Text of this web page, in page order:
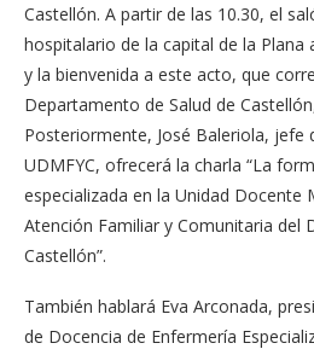
Castellón. A partir de las 10.30, el
hospitalario de la capital de la Plana
y la bienvenida a este acto, que
Departamento de Salud de
Posteriormente, José Baleriola, jefe
UDMFYC, ofrecerá la charla “La
especializada en la Unidad Docente
Atención Familiar y Comunitaria del
Castellón”.
También hablará Eva Arconada,
de Docencia de Enfermería